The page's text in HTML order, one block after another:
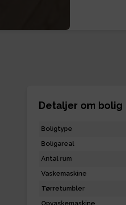
Detaljer om bolig
Boligtype
Boligareal
Antal rum
Vaskemaskine
Tørretumbler
Opvaskemaskine